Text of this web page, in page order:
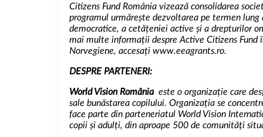
Citizens Fund România vizează consolidarea
programul urmărește dezvoltarea pe termen
democratice, a cetățeniei active și a drepturilor
mai multe informații despre Active Citizens Fund
Norvegiene, accesați www.eeagrants.ro.
DESPRE PARTENERI:
World Vision România este o organizație care
sale bunăstarea copilului. Organizația se
face parte din parteneriatul World Vision
copii și adulți, din aproape 500 de comunități